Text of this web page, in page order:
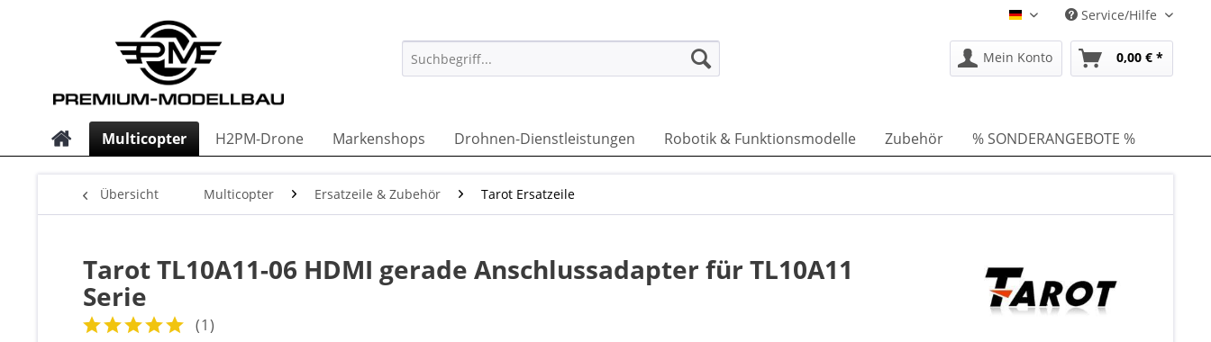
DE Service/Hilfe
Mein Konto 0,00 € *
Multicopter H2PM-Drone Markenshops Drohnen-Dienstleistungen Robotik & Funktionsmodelle Zubehör % SONDERANGEBOTE %
Übersicht Multicopter Ersatzeile & Zubehör Tarot Ersatzeile
Tarot TL10A11-06 HDMI gerade Anschlussadapter für TL10A11
Serie
(1)